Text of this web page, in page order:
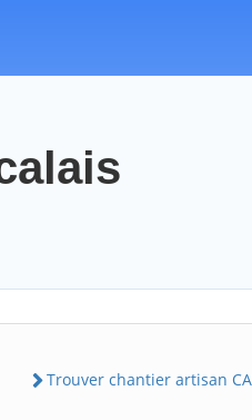
Trouver chantier artisan